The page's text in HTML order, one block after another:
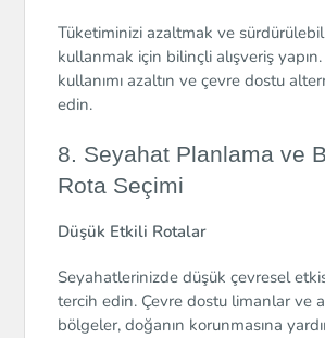
Tüketiminizi azaltmak ve
kullanmak için bilinçli alışveriş
kullanımı azaltın ve çevre dostu
edin.
8. Seyahat Planlama ve
Rota Seçimi
Düşük Etkili Rotalar
Seyahatlerinizde düşük çevresel
tercih edin. Çevre dostu limanlar ve
bölgeler, doğanın korunmasına